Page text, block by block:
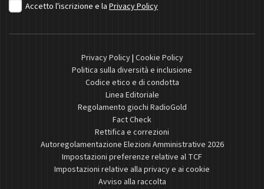
Accetto l'iscrizione e la Privacy Policy
Privacy Policy| Cookie Policy
Politica sulla diversità e inclusione
Codice etico e di condotta
Linea Editoriale
Regolamento giochi RadioGold
Fact Check
Rettifica e correzioni
Autoregolamentazione Elezioni Amministrative 2026
Impostazioni preferenze relative al TCF
Impostazioni relative alla privacy e ai cookie
Avviso alla raccolta